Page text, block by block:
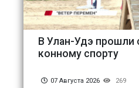
В Улан-Удэ прошли
конному спорту
07 Августа 2026 269